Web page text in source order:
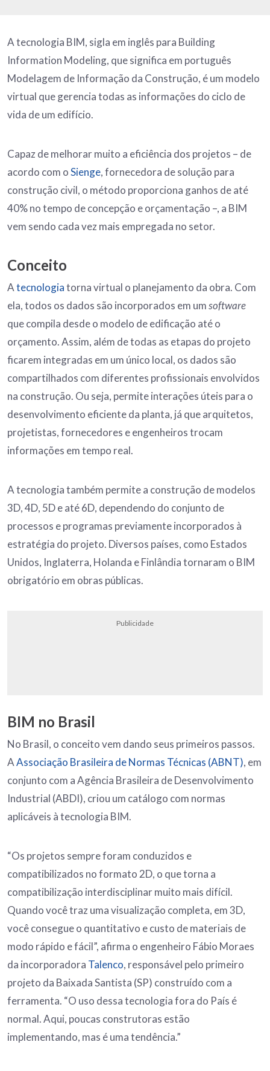
A tecnologia BIM, sigla em inglês para Building
Information Modeling, que significa em português
Modelagem de Informação da Construção, é um modelo
virtual que gerencia todas as informações do ciclo de
vida de um edifício.
Capaz de melhorar muito a eficiência dos projetos – de
acordo com oSienge, fornecedora de solução para
construção civil, o método proporciona ganhos de até
40% no tempo de concepção e orçamentação –, a BIM
vem sendo cada vez mais empregada no setor.
Conceito
Atecnologiatorna virtual o planejamento da obra. Com
ela, todos os dados são incorporados em umsoftware
que compila desde o modelo de edificação até o
orçamento. Assim, além de todas as etapas do projeto
ficarem integradas em um único local, os dados são
compartilhados com diferentes profissionais envolvidos
na construção. Ou seja, permite interações úteis para o
desenvolvimento eficiente da planta, já que arquitetos,
projetistas, fornecedores e engenheiros trocam
informações em tempo real.
A tecnologia também permite a construção de modelos
3D, 4D, 5D e até 6D, dependendo do conjunto de
processos e programas previamente incorporados à
estratégia do projeto. Diversos países, como Estados
Unidos, Inglaterra, Holanda e Finlândia tornaram o BIM
obrigatório em obras públicas.
Publicidade
BIM no Brasil
No Brasil, o conceito vem dando seus primeiros passos.
AAssociação Brasileira de Normas Técnicas (ABNT), em
conjunto com a Agência Brasileira de Desenvolvimento
Industrial (ABDI), criou um catálogo com normas
aplicáveis à tecnologia BIM.
“Os projetos sempre foram conduzidos e
compatibilizados no formato 2D, o que torna a
compatibilização interdisciplinar muito mais difícil.
Quando você traz uma visualização completa, em 3D,
você consegue o quantitativo e custo de materiais de
modo rápido e fácil”, afirma o engenheiro Fábio Moraes
da incorporadora Talenco, responsável pelo primeiro
projeto da Baixada Santista (SP) construído com a
ferramenta. “O uso dessa tecnologia fora do País é
normal. Aqui, poucas construtoras estão
implementando, mas é uma tendência.”